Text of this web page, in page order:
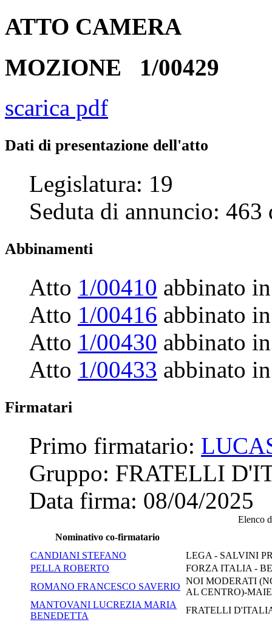
ATTO CAMERA
MOZIONE 1/00429
scarica pdf
Dati di presentazione dell'atto
Legislatura: 19
Seduta di annuncio: 463
Abbinamenti
Atto 1/00410 abbinato
Atto 1/00416 abbinato
Atto 1/00430 abbinato
Atto 1/00433 abbinato
Firmatari
Primo firmatario:
Gruppo: FRATELLI
Data firma: 08/04/2025
Elenco
Nominativo co-firmatario
CANDIANI STEFANO
LEGA - SALVINI
PELLA ROBERTO
FORZA ITALIA -
ROMANO FRANCESCO SAVERIO
NOI MODERATI
AL CENTRO)-
MANTOVANI LUCREZIA MARIA
BENEDETTA
FRATELLI